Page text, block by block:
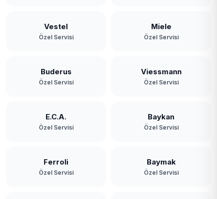
Vestel
Özel Servisi
Miele
Özel Servisi
Buderus
Özel Servisi
Viessmann
Özel Servisi
E.C.A.
Özel Servisi
Baykan
Özel Servisi
Ferroli
Özel Servisi
Baymak
Özel Servisi